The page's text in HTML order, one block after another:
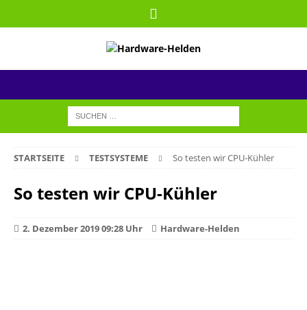
STARTSEITE TESTSYSTEME So testen wir CPU-Kühler
So testen wir CPU-Kühler
2. Dezember 2019 09:28 Uhr Hardware-Helden